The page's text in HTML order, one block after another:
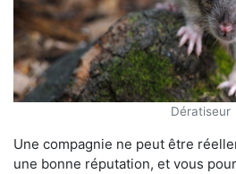
Dératiseur
Une compagnie ne peut être
une bonne réputation, et vous